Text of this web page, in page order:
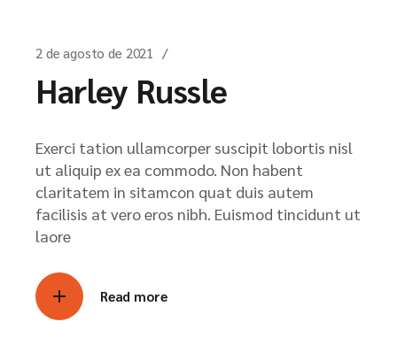
2 de agosto de 2021
Harley Russle
Exerci tation ullamcorper suscipit lobortis nisl
ut aliquip ex ea commodo. Non habent
claritatem in sitamcon quat duis autem
facilisis at vero eros nibh. Euismod tincidunt ut
laore
Read more